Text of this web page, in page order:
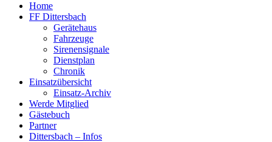
Home
FF Dittersbach
Gerätehaus
Fahrzeuge
Sirenensignale
Dienstplan
Chronik
Einsatzübersicht
Einsatz-Archiv
Werde Mitglied
Gästebuch
Partner
Dittersbach – Infos